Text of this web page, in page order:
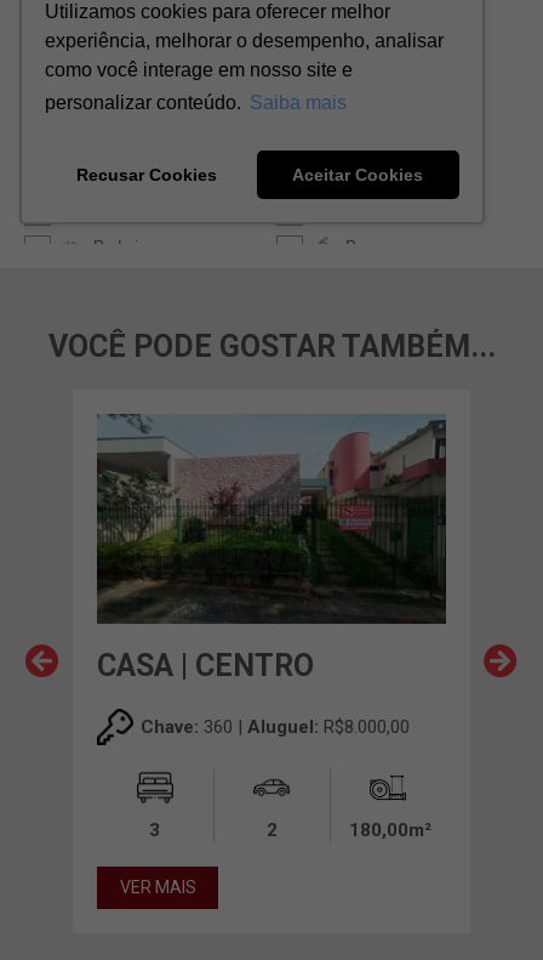
VOCÊ PODE GOSTAR TAMBÉM...
CASA | CENTRO
Chave: 360 | Aluguel: R$8.000,00
3 2 180,00m²
VER MAIS